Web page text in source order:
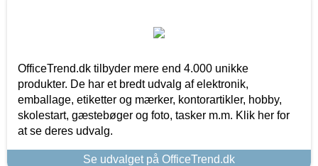
OfficeTrend.dk tilbyder mere end 4.000 unikke
produkter. De har et bredt udvalg af elektronik,
emballage, etiketter og mærker, kontorartikler, hobby,
skolestart, gæstebøger og foto, tasker m.m. Klik her for
at se deres udvalg.
Se udvalget på OfficeTrend.dk